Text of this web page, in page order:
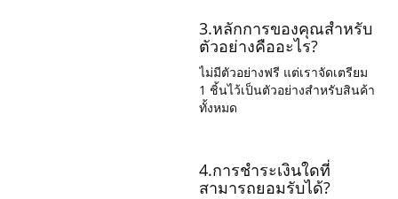
3.หลักการของคุณสำหรับ
ตัวอย่างคืออะไร?
ไม่มีตัวอย่างฟรี แต่เราจัดเตรียม
1 ชิ้นไว้เป็นตัวอย่างสำหรับสินค้า
ทั้งหมด
4.การชำระเงินใดที่
สามารถยอมรับได้?